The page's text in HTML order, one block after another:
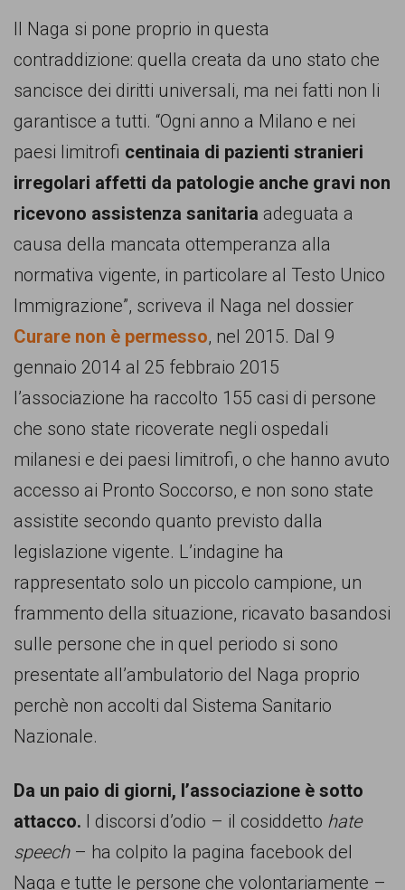
garanzia
cittadinanza
Il Naga si pone proprio in questa
contraddizione: quella creata da uno stato che
sancisce dei diritti universali, ma nei fatti non li
garantisce a tutti. “Ogni anno a Milano e nei
paesi limitrofi centinaia di pazienti stranieri
irregolari affetti da patologie anche gravi non
ricevono assistenza sanitaria adeguata a
causa della mancata ottemperanza alla
normativa vigente, in particolare al Testo Unico
Immigrazione”, scriveva il Naga nel dossier
Curare non è permesso, nel 2015. Dal 9
gennaio 2014 al 25 febbraio 2015
l’associazione ha raccolto 155 casi di persone
che sono state ricoverate negli ospedali
milanesi e dei paesi limitrofi, o che hanno avuto
accesso ai Pronto Soccorso, e non sono state
assistite secondo quanto previsto dalla
legislazione vigente. L’indagine ha
rappresentato solo un piccolo campione, un
frammento della situazione, ricavato basandosi
sulle persone che in quel periodo si sono
presentate all’ambulatorio del Naga proprio
perchè non accolti dal Sistema Sanitario
Nazionale.
Da un paio di giorni, l’associazione è sotto
attacco. I discorsi d’odio – il cosiddetto hate
speech– ha colpito la pagina facebook del
Naga e tutte le persone che volontariamente –